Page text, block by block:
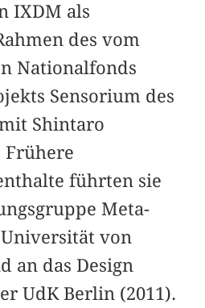
IXDM als
des vom
Nationalfonds
Sensorium des
Shintaro
Frühere
führten sie
Meta-
von
an das Design
UdK Berlin (2011).